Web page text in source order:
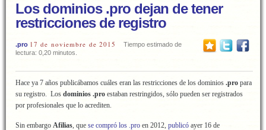
Los dominios .pro dejan de tener
restricciones de registro
.pro 17 de noviembre de 2015
Tiempo estimado de
lectura: 0,20 minutos.
Hace ya 7 años publicábamos cuáles eran las restricciones de los dominios .pro para
su registro. Los dominios .pro estaban restringidos, sólo pueden ser registrados
por profesionales que lo acrediten.
Sin embargo Afilias, que se compró los .pro en 2012, publicó ayer 16 de